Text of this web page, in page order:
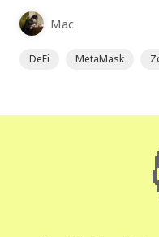
為插件使用，具備許多功
Mac
DeFi MetaMask